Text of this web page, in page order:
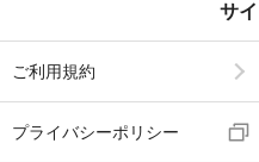
サ
ご利用規約
プライバシーポリシー